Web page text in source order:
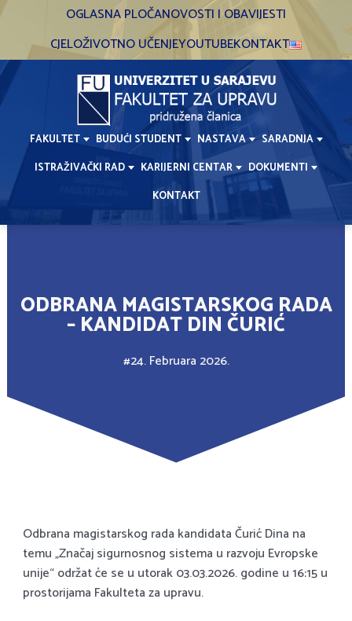
OGLASNA PLOČANOVOSTI I OBAVIJESTI
CJELOŽIVOTNO UČENJEYOUTUBEKONTAKT
FAKULTET BUDUĆI STUDENT NASTAVA
SARADNJA
ISTRAŽIVAČKI RAD
KARIJERNI CENTAR
DOKUMENTI
KONTAKT
Skip
content
ODBRANA MAGISTARSKOG RADA
– KANDIDAT DIN ČURIĆ
#24. Februara 2026.
Odbrana magistarskog rada kandidata Čurić Dina na
temu„Značaj sigurnosnog sistema u razvoju Evropske
unije“održat će se u utorak 03.03.2026. godine u 16:15 u
prostorijama Fakulteta za upravu.